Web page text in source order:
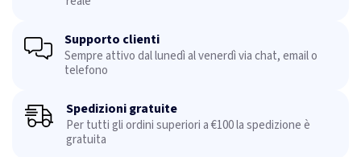
Supporto clienti
Sempre attivo dal lunedì al venerdì via chat, email o
telefono
Spedizioni gratuite
Per tutti gli ordini superiori a €100 la spedizione è
gratuita